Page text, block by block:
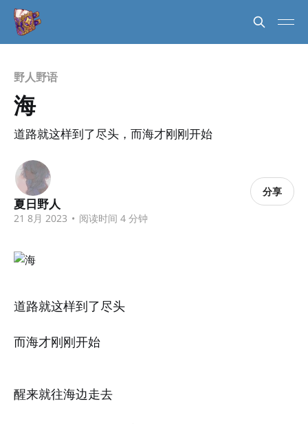
野人野语
海
道路就这样到了尽头，而海才刚刚开始
夏日野人
21 8月 2023 • 阅读时间 4 分钟
分享
道路就这样到了尽头
而海才刚刚开始
醒来就往海边走去